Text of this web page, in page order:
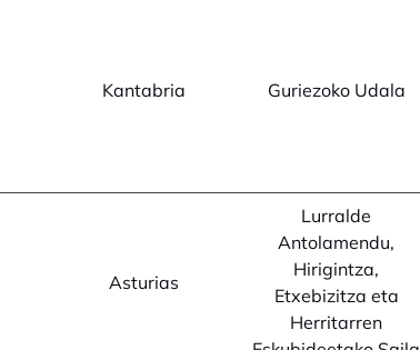
opens in a new tab
Kantabria Guriezoko Udala
opens in a new tab
Asturias
Lurralde
Antolamendu,
Hirigintza,
Etxebizitza eta
Herritarren